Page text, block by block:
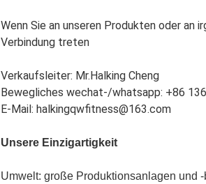
Wenn Sie an unseren Produkten oder an
Verbindung treten
Verkaufsleiter: Mr.Halking Cheng
Bewegliches wechat-/whatsapp: +86
E-Mail: halkingqwfitness@163.com
Unsere Einzigartigkeit
Umwelt: große Produktionsanlagen und